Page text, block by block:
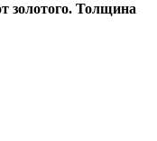
золотого. Толщина